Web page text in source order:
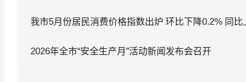
2026年全市“安全生产月”活动新闻发布会召开